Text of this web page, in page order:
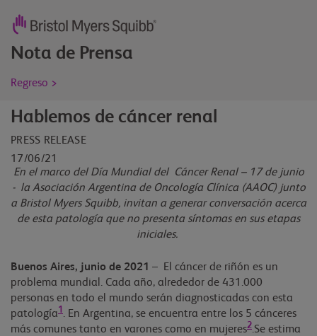
Nota de Prensa
Regreso >
Hablemos de cáncer renal
PRESS RELEASE
17/06/21
En el marco del Día Mundial del Cáncer Renal – 17 de junio
- la Asociación Argentina de Oncología Clínica (AAOC) junto
a Bristol Myers Squibb, invitan a generar conversación acerca
de esta patología que no presenta síntomas en sus etapas
iniciales.
Buenos Aires, junio de 2021 – El cáncer de riñón es un
problema mundial. Cada año, alrededor de 431.000
personas en todo el mundo serán diagnosticadas con esta
patología1 . En Argentina, se encuentra entre los 5 cánceres
más comunes tanto en varones como en mujeres2.Se estima